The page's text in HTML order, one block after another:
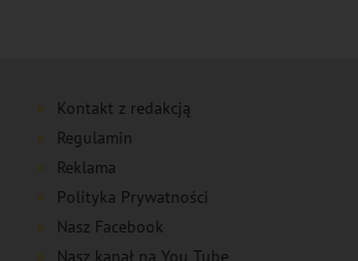
Kontakt z redakcją
Regulamin
Reklama
Polityka Prywatności
Nasz Facebook
Nasz kanał na You Tube